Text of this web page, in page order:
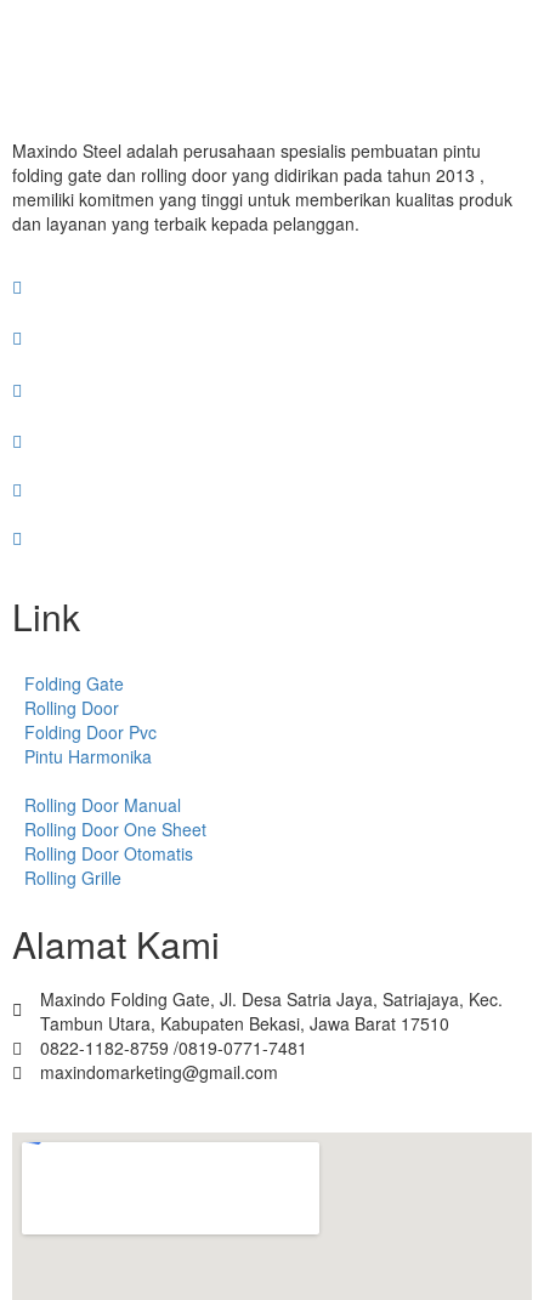
Maxindo Steel adalah perusahaan spesialis pembuatan pintu
folding gate dan rolling door yang didirikan pada tahun 2013 ,
memiliki komitmen yang tinggi untuk memberikan kualitas produk
dan layanan yang terbaik kepada pelanggan.
Link
Folding Gate
Rolling Door
Folding Door Pvc
Pintu Harmonika
Rolling Door Manual
Rolling Door One Sheet
Rolling Door Otomatis
Rolling Grille
Alamat Kami
Maxindo Folding Gate, Jl. Desa Satria Jaya, Satriajaya, Kec.
Tambun Utara, Kabupaten Bekasi, Jawa Barat 17510
0822-1182-8759 /0819-0771-7481
maxindomarketing@gmail.com